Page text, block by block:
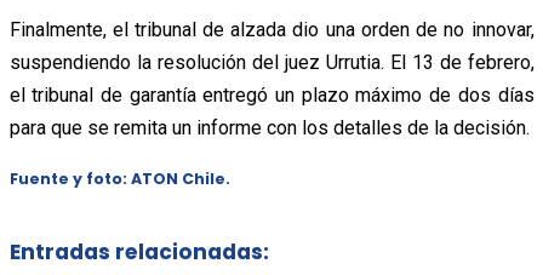
Finalmente, el tribunal de alzada dio una orden de no innovar,
suspendiendo la resolución del juez Urrutia. El 13 de febrero,
el tribunal de garantía entregó un plazo máximo de dos días
para que se remita un informe con los detalles de la decisión.
Fuente y foto: ATON Chile.
Entradas relacionadas: